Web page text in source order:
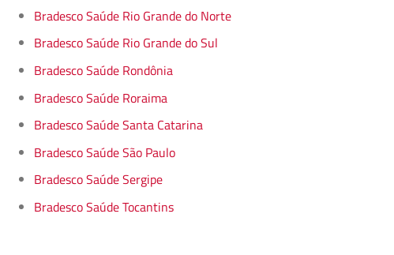
Bradesco Saúde Rio Grande do Norte
Bradesco Saúde Rio Grande do Sul
Bradesco Saúde Rondônia
Bradesco Saúde Roraima
Bradesco Saúde Santa Catarina
Bradesco Saúde São Paulo
Bradesco Saúde Sergipe
Bradesco Saúde Tocantins